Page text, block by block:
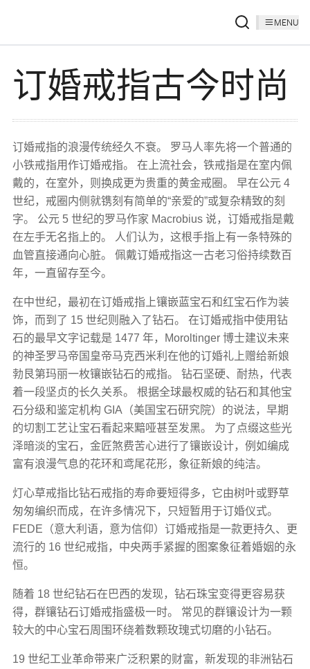
MENU
订婚戒指古今时尚
订婚戒指的浪漫传统经久不衰。 罗马人率先将一个普通的
小铁戒指用作订婚戒指。 在上流社会，铁戒指是在室内佩
戴的，在室外，则换成更为贵重的黄金戒圈。 早在公元 4
世纪，戒圈内侧就镌刻有简单的“亲爱的”或复杂精致的刻
字。 公元 5 世纪的罗马作家 Macrobius 说，订婚戒指是戴
在左手无名指上的。 人们认为，这根手指上有一条特殊的
血管直接通向心脏。 佩戴订婚戒指这一古老习俗持续数百
年，一直留存至今。
在中世纪，最初在订婚戒指上镶嵌蓝宝石和红宝石作为装
饰，而到了 15 世纪则融入了钻石。 在订婚戒指中使用钻
石的最早文字记载是 1477 年，Morolt​​inger 博士建议未来
的神圣罗马帝国皇帝马克西米利在他的订婚礼上赠给新娘
勃艮第玛丽一枚镶嵌钻石的戒指。 钻石坚硬、耐热，代表
着一段坚贞的长久关系。 根据全球最权威的钻石和其他宝
石分级和鉴定机构 GIA（美国宝石研究院）的说法，早期
的切割工艺让宝石看起来黯哑甚至发黑。 为了点缀这些光
泽暗淡的宝石，金匠煞费苦心进行了镶嵌设计，例如编成
富有浪漫气息的花环和鸢尾花形，象征新娘的纯洁。
灯心草戒指比钻石戒指的寿命要短得多，它由树叶或野草
匆匆编织而成，在许多情况下，只短暂用于订婚仪式。
FEDE（意大利语，意为信仰）订婚戒指是一款更持久、更
流行的 16 世纪戒指，中央两手紧握的图案象征着婚姻的永
恒。
随着 18 世纪钻石在巴西的发现，钻石珠宝变得更容易获
得，群镶钻石订婚戒指盛极一时。 常见的群镶设计为一颗
较大的中心宝石周围环绕着数颗玫瑰式切磨的小钻石。
19 世纪工业革命带来广泛积累的财富，新发现的非洲钻石